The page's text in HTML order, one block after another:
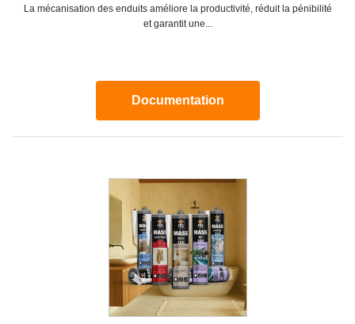
La mécanisation des enduits améliore la productivité, réduit la pénibilité
et garantit une...
Documentation